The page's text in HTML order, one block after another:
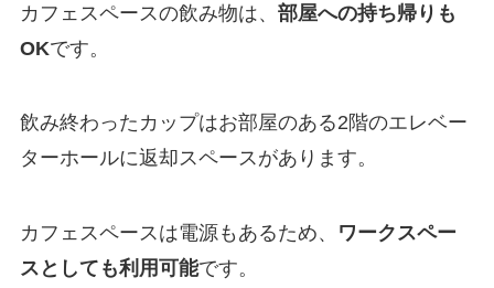
カフェスペースの飲み物は、 部屋への持ち帰りも
OKです。
飲み終わったカップはお部屋のある2階のエレベー
ターホールに返却スペースがあります。
カフェスペースは電源もあるため、
ワークスペー
スとしても利用可能です。